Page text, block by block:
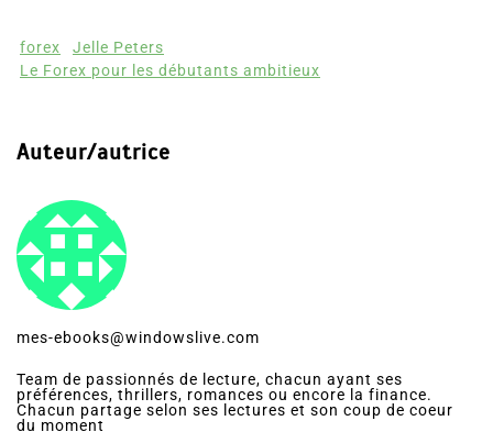
forex
Jelle Peters
Le Forex pour les débutants ambitieux
Auteur/autrice
mes-ebooks@windowslive.com
Team de passionnés de lecture, chacun ayant ses
préférences, thrillers, romances ou encore la finance.
Chacun partage selon ses lectures et son coup de coeur
du moment